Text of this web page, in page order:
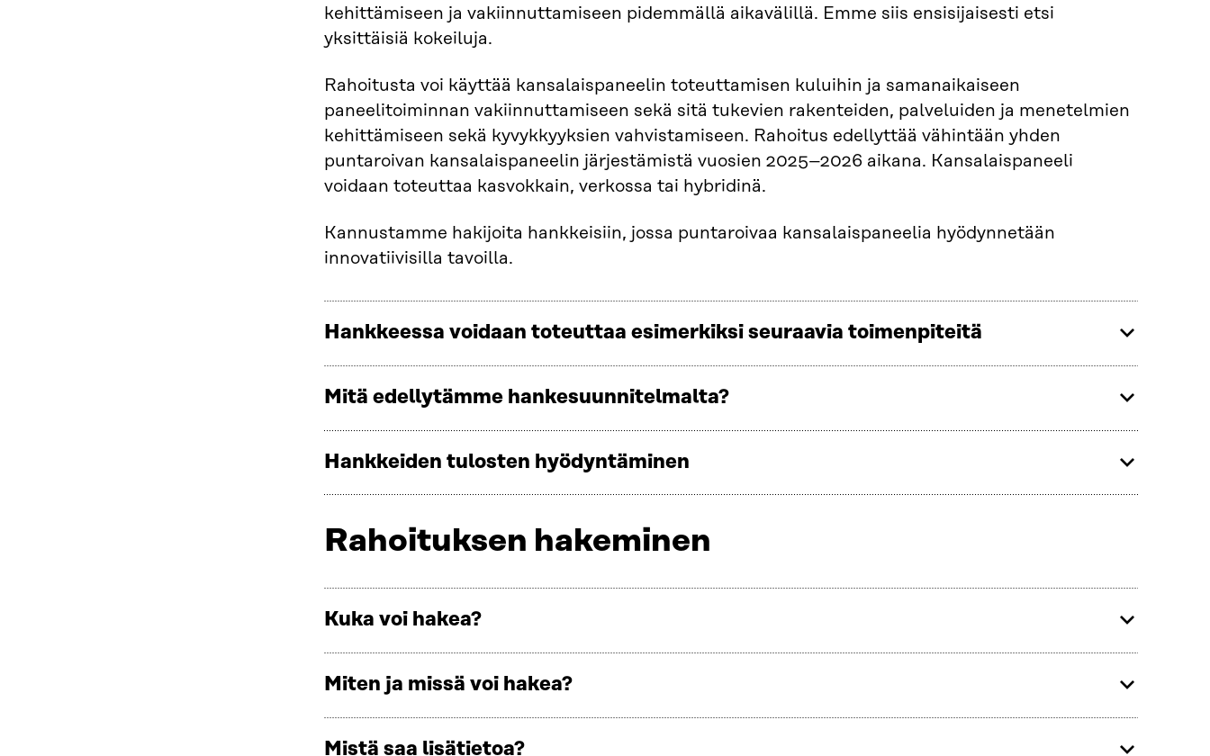
kehittämiseen ja vakiinnuttamiseen pidemmällä aikavälillä. Emme siis ensisijaisesti etsi
yksittäisiä kokeiluja.
Rahoitusta voi käyttää kansalaispaneelin toteuttamisen kuluihin ja samanaikaiseen
paneelitoiminnan vakiinnuttamiseen sekä sitä tukevien rakenteiden, palveluiden ja menetelmien
kehittämiseen sekä kyvykkyyksien vahvistamiseen. Rahoitus edellyttää vähintään yhden
puntaroivan kansalaispaneelin järjestämistä vuosien 2025–2026 aikana. Kansalaispaneeli
voidaan toteuttaa kasvokkain, verkossa tai hybridinä.
Kannustamme hakijoita hankkeisiin, jossa puntaroivaa kansalaispaneelia hyödynnetään
innovatiivisilla tavoilla.
Hankkeessa voidaan toteuttaa esimerkiksi seuraavia toimenpiteitä
Mitä edellytämme hankesuunnitelmalta?
Hankkeiden tulosten hyödyntäminen
Rahoituksen hakeminen
Kuka voi hakea?
Miten ja missä voi hakea?
Mistä saa lisätietoa?